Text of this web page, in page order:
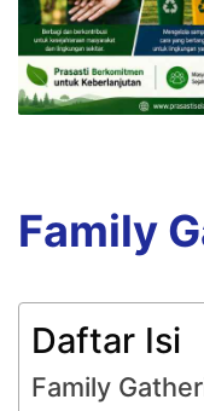
Family
Daftar Isi
Family